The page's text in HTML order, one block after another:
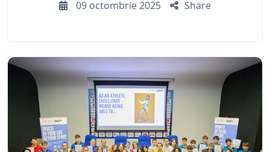
09 octombrie 2025 Share